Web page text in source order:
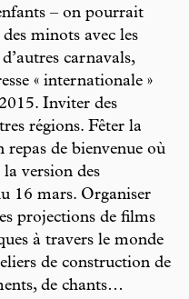
– on pourrait
minots avec les
carnavals,
« internationale »
Inviter des
régions. Fêter la
de bienvenue où
version des
16 mars. Organiser
projections de films
à travers le monde
de construction de
de chants…